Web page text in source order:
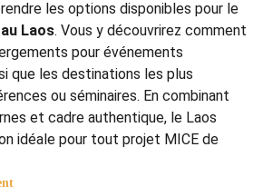
MICE et expériences nature lors d’un
de nombreuses possibilités pour
Laos